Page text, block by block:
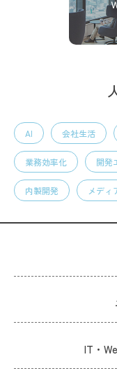
AI 会社生活
業務効率化 開発
内製開発 メディ
IT・